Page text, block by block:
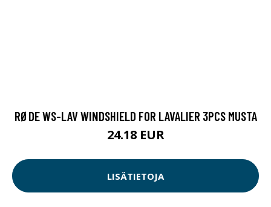
RØDE WS-LAV WINDSHIELD FOR LAVALIER 3PCS MUSTA
24.18 EUR
LISÄTIETOJA